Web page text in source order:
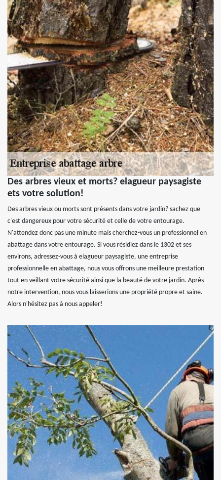
Des arbres vieux et morts? elagueur paysagiste
ets votre solution!
Des arbres vieux ou morts sont présents dans votre jardin? sachez que
c'est dangereux pour votre sécurité et celle de votre entourage.
N'attendez donc pas une minute mais cherchez-vous un professionnel en
abattage dans votre entourage. Si vous résidiez dans le 1302 et ses
environs, adressez-vous à elagueur paysagiste, une entreprise
professionnelle en abattage, nous vous offrons une meilleure prestation
tout en veillant votre sécurité ainsi que la beauté de votre jardin. Après
notre intervention, nous vous laisserions une propriété propre et saine.
Alors n'hésitez pas à nous appeler!